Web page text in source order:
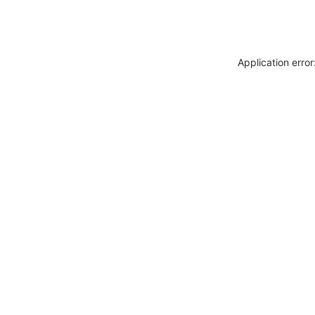
Application